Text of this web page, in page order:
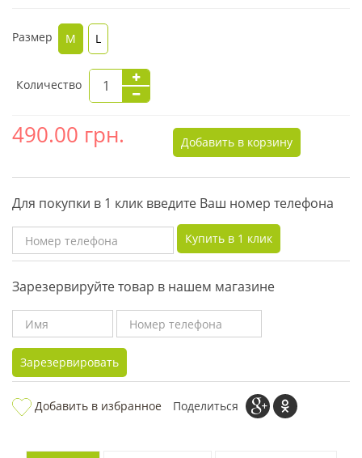
Размер M L
Количество
490.00 грн. Добавить в корзину
Для покупки в 1 клик введите Ваш номер телефона
Купить в 1 клик
Зарезервируйте товар в нашем магазине
Зарезервировать
Добавить в избранное Поделиться